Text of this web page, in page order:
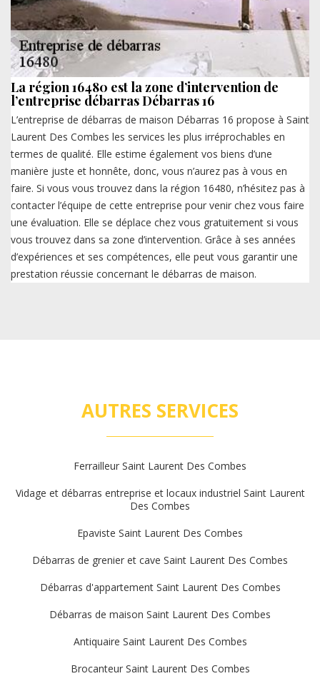
La région 16480 est la zone d’intervention de
l’entreprise débarras Débarras 16
L’entreprise de débarras de maison Débarras 16 propose à Saint
Laurent Des Combes les services les plus irréprochables en
termes de qualité. Elle estime également vos biens d’une
manière juste et honnête, donc, vous n’aurez pas à vous en
faire. Si vous vous trouvez dans la région 16480, n’hésitez pas à
contacter l’équipe de cette entreprise pour venir chez vous faire
une évaluation. Elle se déplace chez vous gratuitement si vous
vous trouvez dans sa zone d’intervention. Grâce à ses années
d’expériences et ses compétences, elle peut vous garantir une
prestation réussie concernant le débarras de maison.
AUTRES SERVICES
Ferrailleur Saint Laurent Des Combes
Vidage et débarras entreprise et locaux industriel Saint Laurent
Des Combes
Epaviste Saint Laurent Des Combes
Débarras de grenier et cave Saint Laurent Des Combes
Débarras d'appartement Saint Laurent Des Combes
Débarras de maison Saint Laurent Des Combes
Antiquaire Saint Laurent Des Combes
Brocanteur Saint Laurent Des Combes